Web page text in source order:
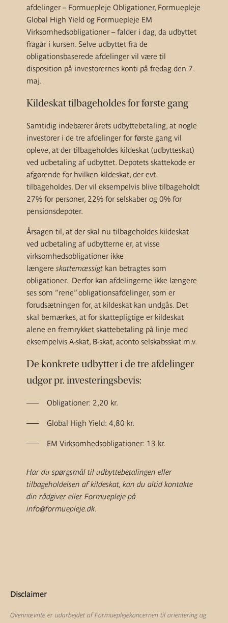
afdelinger – Formuepleje Obligationer, Formuepleje
Global High Yield og Formuepleje EM
Virksomhedsobligationer – falder i dag, da udbyttet
fragår i kursen. Selve udbyttet fra de
obligationsbaserede afdelinger vil være til
disposition på investorernes konti på fredag den 7.
maj.
Kildeskat tilbageholdes for første gang
Samtidig indebærer årets udbyttebetaling, at nogle
investorer i de tre afdelinger for første gang vil
opleve, at der tilbageholdes kildeskat (udbytteskat)
ved udbetaling af udbyttet. Depotets skattekode er
afgørende for hvilken kildeskat, der evt.
tilbageholdes. Der vil eksempelvis blive tilbageholdt
27% for personer, 22% for selskaber og 0% for
pensionsdepoter.
Årsagen til, at der skal nu tilbageholdes kildeskat
ved udbetaling af udbytterne er, at visse
virksomhedsobligationer ikke
længere skattemæssigt kan betragtes som
obligationer. Derfor kan afdelingerne ikke længere
ses som ”rene” obligationsafdelinger, som er
forudsætningen for, at kildeskat kan undgås. Det
skal bemærkes, at for skattepligtige er kildeskat
alene en fremrykket skattebetaling på linje med
eksempelvis A-skat, B-skat, aconto selskabsskat m.v.
De konkrete udbytter i de tre afdelinger
udgør pr. investeringsbevis:
Obligationer: 2,20 kr.
Global High Yield: 4,80 kr.
EM Virksomhedsobligationer: 13 kr.
Har du spørgsmål til udbyttebetalingen eller
tilbageholdelsen af kildeskat, kan du altid kontakte
din rådgiver eller Formuepleje på
info@formuepleje.dk.
Disclaimer
Ovennævnte er udarbejdet af Formueplejekoncernen til orientering og